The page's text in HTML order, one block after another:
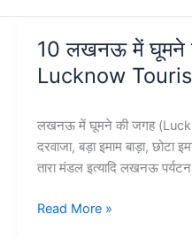
10 लखनऊ में घूमने
Lucknow
लखनऊ में घूमने की जगह
दरवाजा, बड़ा इमाम बाड़ा, छोटा
तारा मंडल इत्यादि लखनऊ
10
Read More »